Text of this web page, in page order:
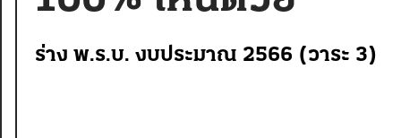
ร่าง พ.ร.บ. งบประมาณ 2566 (วาระ 3)